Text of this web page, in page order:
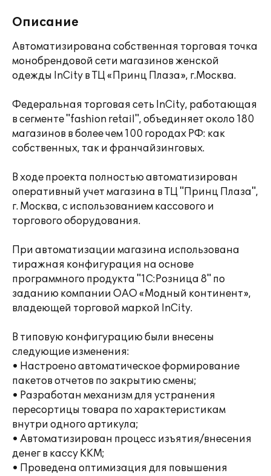
Описание
Автоматизирована собственная торговая точка
монобрендовой сети магазинов женской
одежды InCity в ТЦ «Принц Плаза», г.Москва.
Федеральная торговая сеть InCity, работающая
в сегменте "fashion retail", объединяет около 180
магазинов в более чем 100 городах РФ: как
собственных, так и франчайзинговых.
В ходе проекта полностью автоматизирован
оперативный учет магазина в ТЦ "Принц Плаза",
г. Москва, с использованием кассового и
торгового оборудования.
При автоматизации магазина использована
тиражная конфигурация на основе
программного продукта "1С:Розница 8" по
заданию компании ОАО «Модный континент»,
владеющей торговой маркой InCity.
В типовую конфигурацию были внесены
следующие изменения:
• Настроено автоматическое формирование
пакетов отчетов по закрытию смены;
• Разработан механизм для устранения
пересортицы товара по характеристикам
внутри одного артикула;
• Автоматизирован процесс изъятия/внесения
денег в кассу ККМ;
• Проведена оптимизация для повышения